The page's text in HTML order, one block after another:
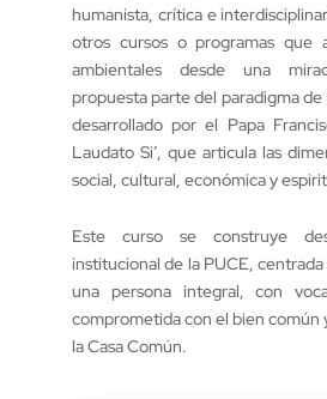
humanista, crítica e
otros cursos o programas que
ambientales desde una
propuesta parte del paradigma
desarrollado por el Papa
Laudato Si’, que articula las
social, cultural, económica y
Este curso se construye
institucional de la PUCE,
una persona integral, con
comprometida con el bien común
la Casa Común.